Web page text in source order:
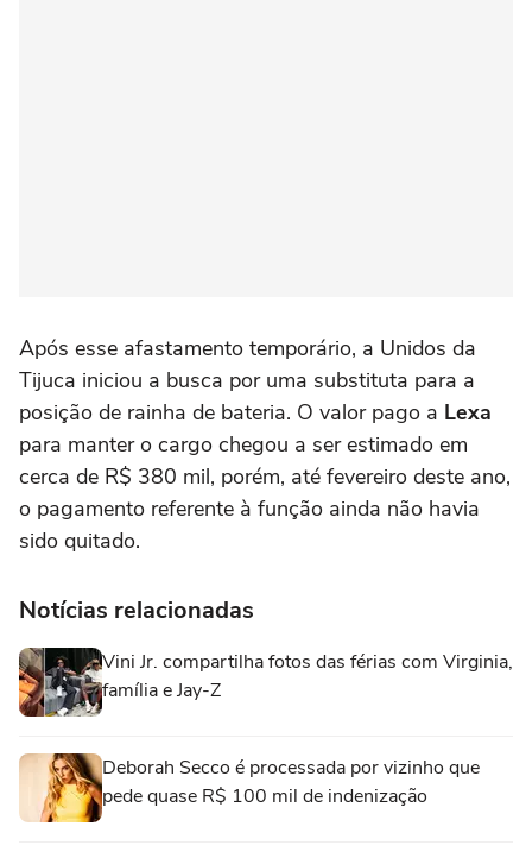
Após esse afastamento temporário, a Unidos da
Tijuca iniciou a busca por uma substituta para a
posição de rainha de bateria. O valor pago a Lexa
para manter o cargo chegou a ser estimado em
cerca de R$ 380 mil, porém, até fevereiro deste ano,
o pagamento referente à função ainda não havia
sido quitado.
Notícias relacionadas
Vini Jr. compartilha fotos das férias com Virginia,
família e Jay-Z
Deborah Secco é processada por vizinho que
pede quase R$ 100 mil de indenização